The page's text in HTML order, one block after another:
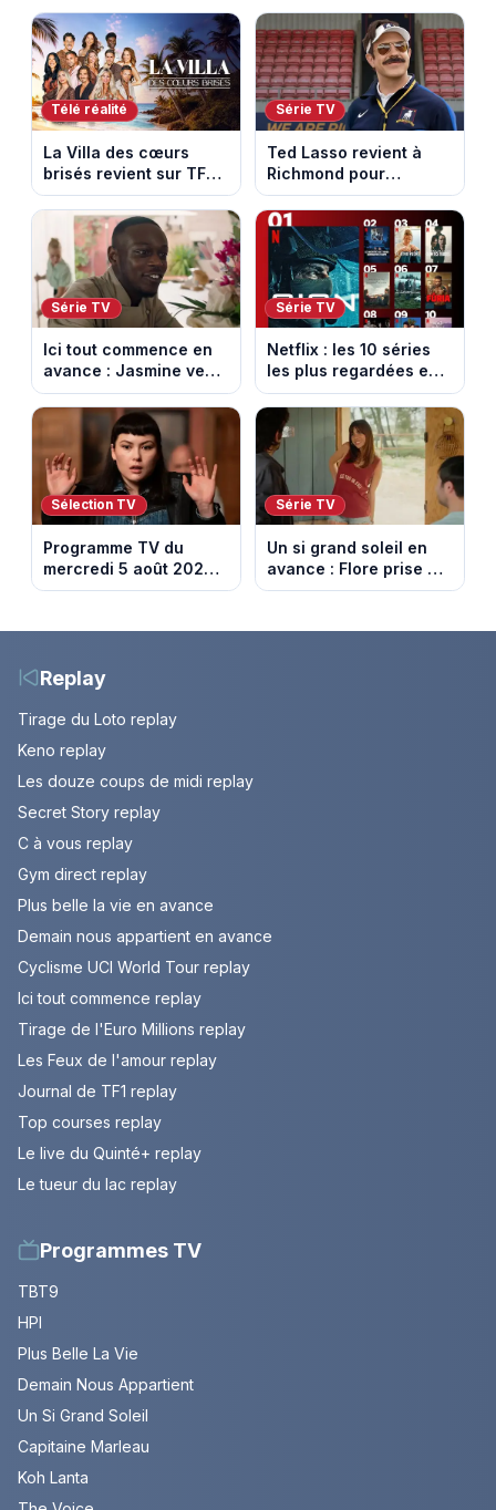
entre Mâcon et
Belleville-en-
Beaujolais
saison 18 sur M6
Télé réalité
La Villa des cœurs
brisés revient sur TFX :
voici les candidats de
la saison 11 au Mexique
Série TV
Ted Lasso revient à
Richmond pour
entraîner une équipe
féminine dans la
saison 4
Série TV
Ici tout commence en
avance : Jasmine veut
retenir Louis. Episode
du 6 août 2026
(spoiler)
Série TV
Netflix : les 10 séries
les plus regardées en
France en ce moment
Sélection TV
Programme TV du
mercredi 5 août 2026 :
notre sélection pour
Série TV
Un si grand soleil en
avance : Flore prise au
piège. Episode du 6
Replay
Tirage du Loto replay
Keno replay
Les douze coups de midi replay
Secret Story replay
C à vous replay
Gym direct replay
Plus belle la vie en avance
Demain nous appartient en avance
Cyclisme UCI World Tour replay
Ici tout commence replay
Tirage de l'Euro Millions replay
Les Feux de l'amour replay
Journal de TF1 replay
Top courses replay
Le live du Quinté+ replay
Le tueur du lac replay
Programmes TV
TBT9
HPI
Plus Belle La Vie
Demain Nous Appartient
Un Si Grand Soleil
Capitaine Marleau
Koh Lanta